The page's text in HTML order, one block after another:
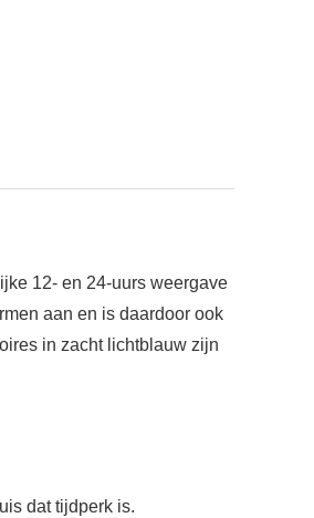
12- en 24-uurs weergave
aan en is daardoor ook
in zacht lichtblauw zijn
dat tijdperk is.